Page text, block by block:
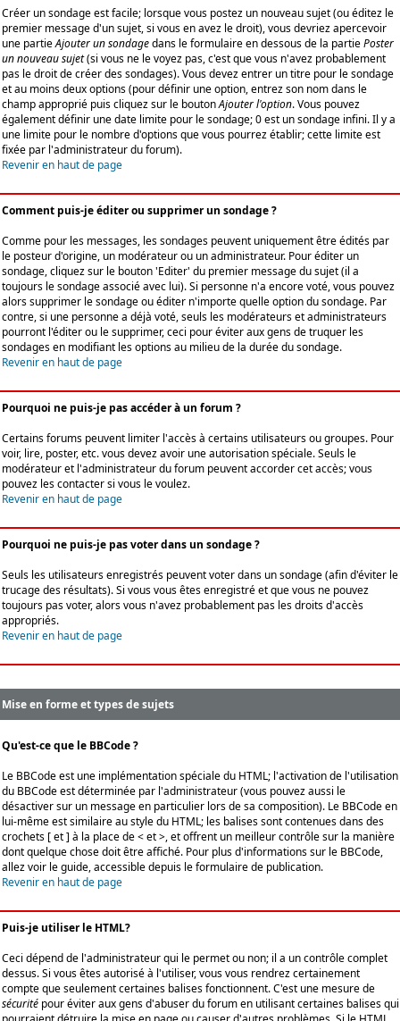
Créer un sondage est facile; lorsque vous postez un nouveau sujet (ou éditez le
premier message d'un sujet, si vous en avez le droit), vous devriez apercevoir
une partieAjouter un sondagedans le formulaire en dessous de la partiePoster
un nouveau sujet(si vous ne le voyez pas, c'est que vous n'avez probablement
pas le droit de créer des sondages). Vous devez entrer un titre pour le sondage
et au moins deux options (pour définir une option, entrez son nom dans le
champ approprié puis cliquez sur le boutonAjouter l'option. Vous pouvez
également définir une date limite pour le sondage; 0 est un sondage infini. Il y a
une limite pour le nombre d'options que vous pourrez établir; cette limite est
fixée par l'administrateur du forum).
Revenir en haut de page
Comment puis-je éditer ou supprimer un sondage ?
Comme pour les messages, les sondages peuvent uniquement être édités par
le posteur d'origine, un modérateur ou un administrateur. Pour éditer un
sondage, cliquez sur le bouton 'Editer' du premier message du sujet (il a
toujours le sondage associé avec lui). Si personne n'a encore voté, vous pouvez
alors supprimer le sondage ou éditer n'importe quelle option du sondage. Par
contre, si une personne a déjà voté, seuls les modérateurs et administrateurs
pourront l'éditer ou le supprimer, ceci pour éviter aux gens de truquer les
sondages en modifiant les options au milieu de la durée du sondage.
Revenir en haut de page
Pourquoi ne puis-je pas accéder à un forum ?
Certains forums peuvent limiter l'accès à certains utilisateurs ou groupes. Pour
voir, lire, poster, etc. vous devez avoir une autorisation spéciale. Seuls le
modérateur et l'administrateur du forum peuvent accorder cet accès; vous
pouvez les contacter si vous le voulez.
Revenir en haut de page
Pourquoi ne puis-je pas voter dans un sondage ?
Seuls les utilisateurs enregistrés peuvent voter dans un sondage (afin d'éviter le
trucage des résultats). Si vous vous êtes enregistré et que vous ne pouvez
toujours pas voter, alors vous n'avez probablement pas les droits d'accès
appropriés.
Revenir en haut de page
Mise en forme et types de sujets
Qu'est-ce que le BBCode ?
Le BBCode est une implémentation spéciale du HTML; l'activation de l'utilisation
du BBCode est déterminée par l'administrateur (vous pouvez aussi le
désactiver sur un message en particulier lors de sa composition). Le BBCode en
lui-même est similaire au style du HTML; les balises sont contenues dans des
crochets [ et ] à la place de < et >, et offrent un meilleur contrôle sur la manière
dont quelque chose doit être affiché. Pour plus d'informations sur le BBCode,
allez voir le guide, accessible depuis le formulaire de publication.
Revenir en haut de page
Puis-je utiliser le HTML?
Ceci dépend de l'administrateur qui le permet ou non; il a un contrôle complet
dessus. Si vous êtes autorisé à l'utiliser, vous vous rendrez certainement
compte que seulement certaines balises fonctionnent. C'est une mesure de
sécurité pour éviter aux gens d'abuser du forum en utilisant certaines balises qui